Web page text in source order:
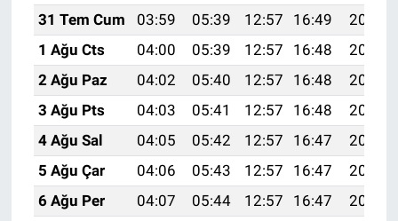
31 Tem Cum
03:59 05:39 12:57 16:49
20:06
1 Ağu Cts
04:00 05:39 12:57 16:48
20:05
2 Ağu Paz
04:02 05:40 12:57 16:48
20:04
3 Ağu Pts
04:03 05:41 12:57 16:48
20:03
4 Ağu Sal
04:05 05:42 12:57 16:47
20:02
5 Ağu Çar
04:06 05:43 12:57 16:47
20:01
6 Ağu Per
04:07 05:44 12:57 16:47
20:00